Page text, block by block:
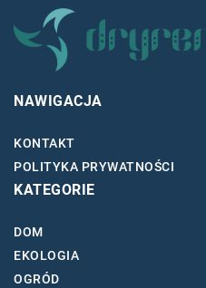
NAWIGACJA
KONTAKT
POLITYKA PRYWATNOŚCI
KATEGORIE
DOM
EKOLOGIA
OGRÓD